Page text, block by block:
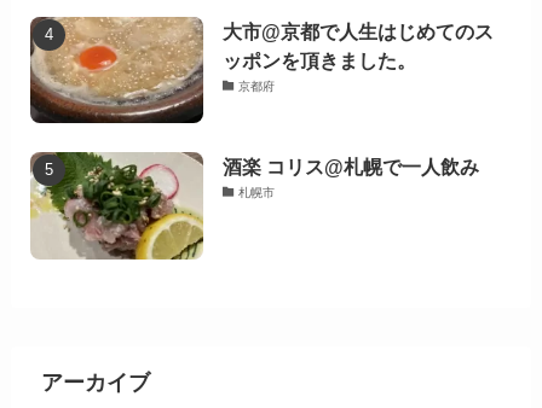
大市@京都で人生はじめてのス
ッポンを頂きました。
京都府
酒楽 コリス@札幌で一人飲み
札幌市
アーカイブ